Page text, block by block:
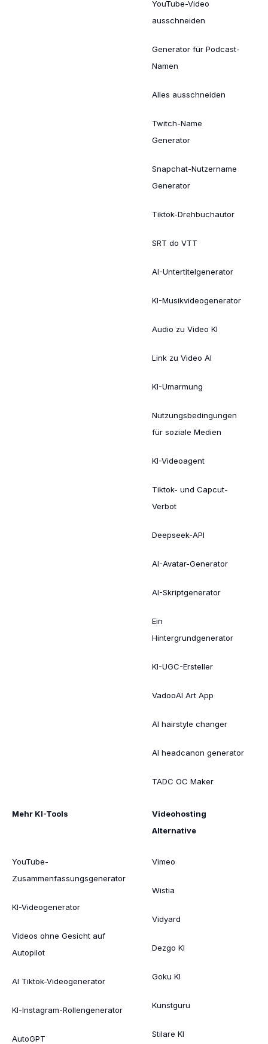
YouTube-Video
ausschneiden
Generator für Podcast-
Namen
Alles ausschneiden
Twitch-Name
Generator
Snapchat-Nutzername
Generator
Tiktok-Drehbuchautor
SRT do VTT
AI-Untertitelgenerator
KI-Musikvideogenerator
Audio zu Video KI
Link zu Video AI
KI-Umarmung
Nutzungsbedingungen
für soziale Medien
KI-Videoagent
Tiktok- und Capcut-
Verbot
Deepseek-API
AI-Avatar-Generator
AI-Skriptgenerator
Ein
Hintergrundgenerator
KI-UGC-Ersteller
VadooAI Art App
AI hairstyle changer
AI headcanon generator
TADC OC Maker
Mehr KI-Tools
YouTube-
Zusammenfassungsgenerator
KI-Videogenerator
Videos ohne Gesicht auf
Autopilot
AI Tiktok-Videogenerator
KI-Instagram-Rollengenerator
AutoGPT
Videohosting
Alternative
Vimeo
Wistia
Vidyard
Dezgo KI
Goku KI
Kunstguru
Stilare KI